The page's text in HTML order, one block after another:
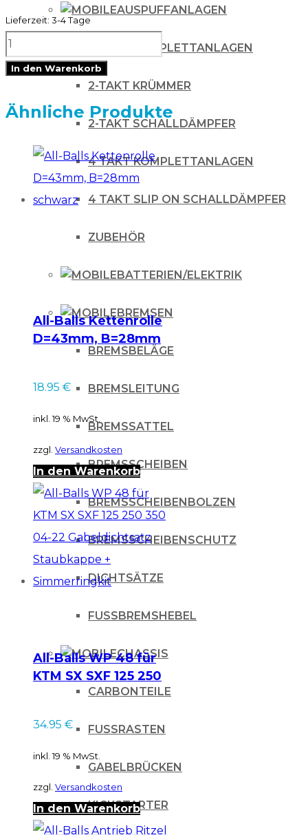
AUSPUFFANLAGEN
2-TAKT KOMPLETTANLAGEN
2-TAKT KRÜMMER
2-TAKT SCHALLDÄMPFER
4 TAKT KOMPLETTANLAGEN
4 TAKT SLIP ON SCHALLDÄMPFER
ZUBEHÖR
BATTERIEN/ELEKTRIK
BREMSEN
BREMSBELÄGE
BREMSLEITUNG
BREMSSATTEL
BREMSSCHEIBEN
BREMSSCHEIBENBOLZEN
BREMSSCHEIBENSCHUTZ
DICHTSÄTZE
FUSSBREMSHEBEL
CHASSIS
CARBONTEILE
FUSSRASTEN
GABELBRÜCKEN
KICKSTARTER
Lieferzeit: 3-4 Tage
ZAP
Factory
Kupplungshebel
Brembo
Husqvarna
In den Warenkorb
Ähnliche Produkte
All-Balls Kettenrolle
D=43mm, B=28mm
schwarz
18.95 €
inkl. 19 % MwSt.
zzgl. Versandkosten
In den Warenkorb
All-Balls WP 48 für
KTM SX SXF 125 250
350 04-22
Staubkappe +
34.95 €
inkl. 19 % MwSt.
zzgl. Versandkosten
In den Warenkorb